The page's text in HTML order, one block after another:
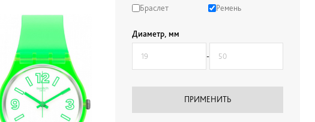
Браслет
Ремень
Диаметр, мм
-